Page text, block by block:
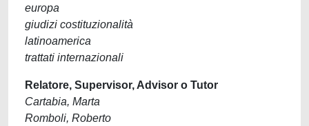
europa
giudizi costituzionalità
latinoamerica
trattati internazionali
Relatore, Supervisor, Advisor o Tutor
Cartabia, Marta
Romboli, Roberto